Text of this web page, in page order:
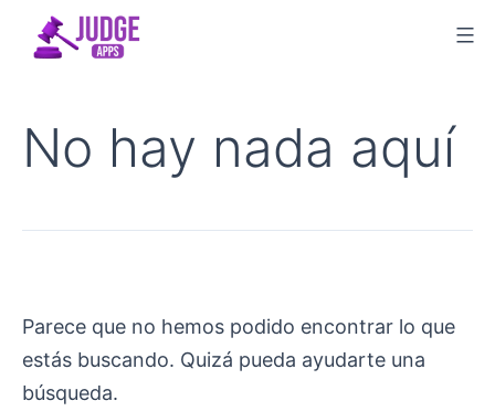
Saltar
No hay nada aquí
Parece que no hemos podido encontrar lo que
estás buscando. Quizá pueda ayudarte una
búsqueda.